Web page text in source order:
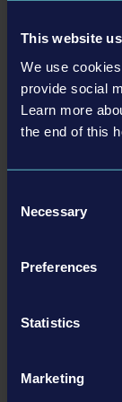
This website
We use
provide social
Learn more
the end of this
Selection
Necessary
Preferences
Statistics
Marketing
araçlarını kullan
KARİYER : 8
İTFAİYE MERKEZİ
acil durum
SİMÜLASYON:
PC'DE MODLAR:
KONSOLDA
Ayrıntılar
Ürün